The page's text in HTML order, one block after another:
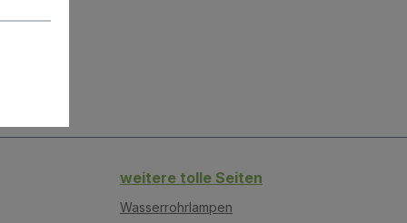
weitere tolle Seiten
Wasserrohrlampen